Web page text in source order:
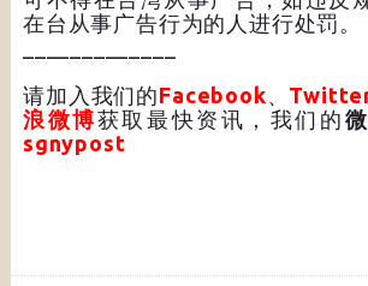
在台从事广告行为的人进行处罚。
请加入我们的Facebook、
浪微博获取最快资讯，我们的
sgnypost